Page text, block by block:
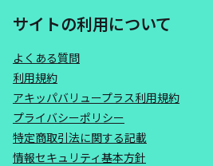
サイトの利用について
よくある質問
利用規約
アキッパバリュープラス利用規約
プライバシーポリシー
特定商取引法に関する記載
情報セキュリティ基本方針